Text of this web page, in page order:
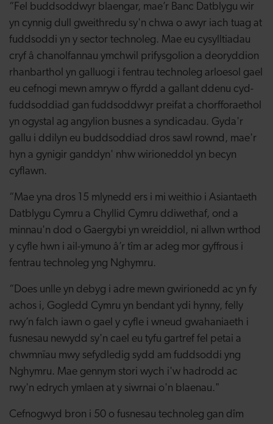
“Fel buddsoddwyr blaengar, mae’r Banc Datblygu wir
yn cynnig dull gweithredu sy'n chwa o awyr iach tuag at
fuddsoddi yn y sector technoleg. Mae eu cysylltiadau
cryf â chanolfannau ymchwil prifysgolion a deoryddion
rhanbarthol yn galluogi i fentrau technoleg arloesol gael
eu cefnogi mewn amryw o ffyrdd a gallant ddenu cyd-
fuddsoddiad gan fuddsoddwyr preifat a chorfforaethol
yn ogystal ag angylion busnes a syndicadau. Gyda'r
gallu i ddilyn eu buddsoddiad dros sawl rownd, mae'r
hyn a gynigir ganddyn' nhw wirioneddol yn becyn
cyflawn.
“Mae yna dros 15 mlynedd ers i mi weithio i Asiantaeth
Datblygu Cymru a Chyllid Cymru ddiwethaf, ond a
minnau'n dod o Gaergybi yn wreiddiol, ni allwn wrthod
y cyfle hwn i ail-ymuno â’r tîm ar adeg mor gyffrous i
fentrau technoleg yng Nghymru.
“Does unlle yn debyg i adre mewn gwirionedd ac yn fy
achos i, Gogledd Cymru yn bendant ydi hynny, felly
rwy’n falch iawn o gael y cyfle i wneud gwahaniaeth i
fusnesau newydd sy'n cael eu tyfu gartref fel petai a
chwmnïau mwy sefydledig sydd am fuddsoddi yng
Nghymru. Mae gennym stori wych i'w hadrodd ac
rwy'n edrych ymlaen at y siwrnai o'n blaenau."
Cefnogwyd bron i 50 o fusnesau technoleg gan dîm